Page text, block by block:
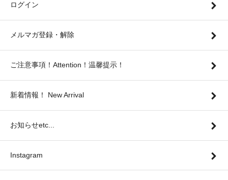
ログイン
メルマガ登録・解除
ご注意事項！Attention！温馨提示！
新着情報！ New Arrival
お知らせetc...
Instagram